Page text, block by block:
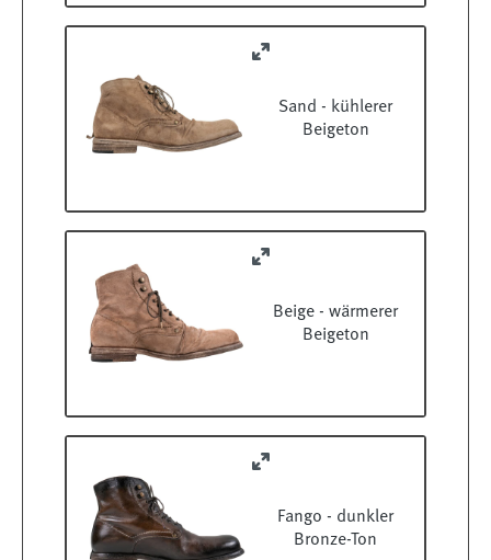
Sand - kühlerer
Beigeton
Beige - wärmerer
Beigeton
Fango - dunkler
Bronze-Ton